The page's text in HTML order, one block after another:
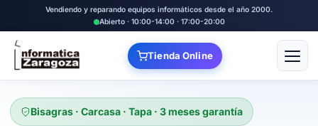
Vendiendo y reparando equipos informáticos desde el año 2000.
Abierto · 10:00-14:00 · 17:00-20:00
Tienda Online Abrir
Bisagras · Carcasa · Tapa · 3 meses garantía